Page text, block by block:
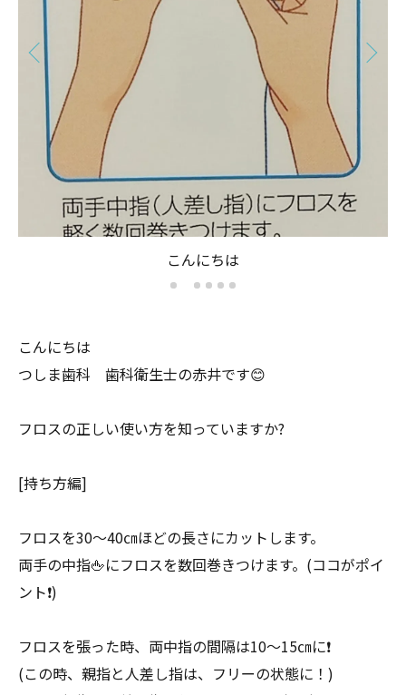
こんにちは
つしま歯科 歯科衛生士の赤井です😊
フロスの正しい使い方を知っていますか?
[持ち方編]
フロスを30〜40㎝ほどの長さにカットします。
両手の中指🖕にフロスを数回巻きつけます。(ココがポイ
ント❗️)
フロスを張った時、両中指の間隔は10〜15㎝に❗️
(この時、親指と人差し指は、フリーの状態に！)